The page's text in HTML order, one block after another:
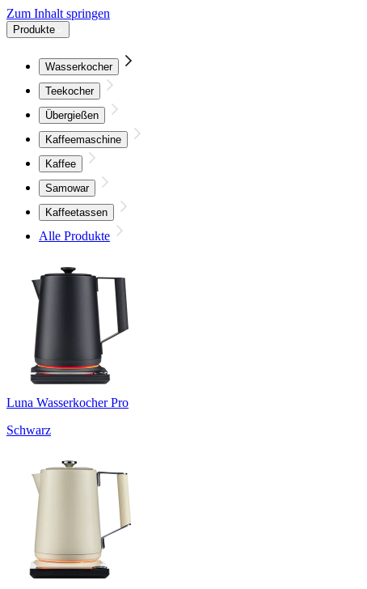
Zum Inhalt springen
Produkte
Wasserkocher
Teekocher
Übergießen
Kaffeemaschine
Kaffee
Samowar
Kaffeetassen
Alle Produkte
Luna Wasserkocher Pro
Schwarz